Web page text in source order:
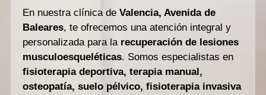
En nuestra clínica de Valencia, Avenida de
Baleares, te ofrecemos una atención integral y
personalizada para la recuperación de lesiones
musculoesqueléticas. Somos especialistas en
fisioterapia deportiva, terapia manual,
osteopatía, suelo pélvico, fisioterapia invasiva